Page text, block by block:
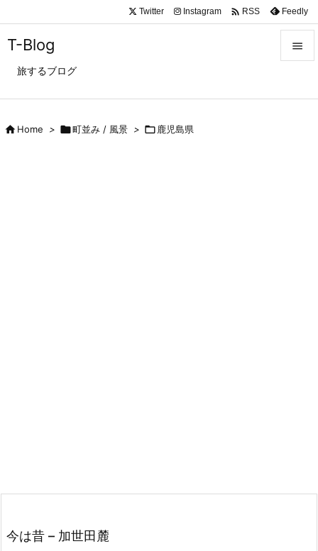
T-Blog
旅するブログ

Twitter Instagram  RSS Feedly
Home > 町並み / 風景 >  鹿児島県
今は昔 – 加世田麓